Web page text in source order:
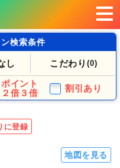
ン検索条件
し こだわり (0)
ポイント
２倍３倍
割引あり
に登録
地図を見る